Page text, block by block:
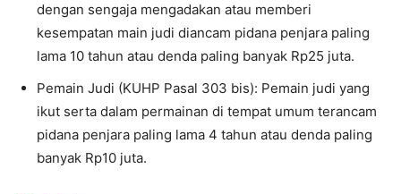
dengan sengaja mengadakan atau memberi
kesempatan main judi diancam pidana penjara paling
lama 10 tahun atau denda paling banyak Rp25 juta.
Pemain Judi (KUHP Pasal 303 bis): Pemain judi yang
ikut serta dalam permainan di tempat umum terancam
pidana penjara paling lama 4 tahun atau denda paling
banyak Rp10 juta.